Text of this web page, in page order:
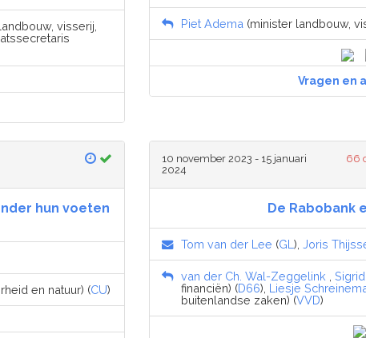
visserij,
Piet Adema (minister landbouw,
Vragen en
hun voeten
en natuur) (CU)
10 november 2023 - 15 januari
2024
66
De Rabobank
Tom van der Lee (GL ), Joris
van der Ch. Wal-Zeggelink
financiën) (D66), Liesje
buitenlandse zaken) (VVD)